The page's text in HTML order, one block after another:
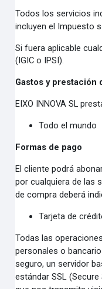
Todos los servicios
incluyen el Impuesto
Si fuera aplicable
(IGIC o IPSI).
Gastos y prestación
EIXO INNOVA SL
Todo el mundo
Formas de pago
El cliente podrá
por cualquiera de las
de compra deberá
Tarjeta de
Todas las
personales o
seguro, un servidor
estándar SSL